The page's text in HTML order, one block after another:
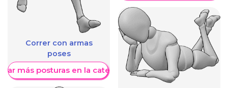
Correr con armas
poses
más posturas en la categoría